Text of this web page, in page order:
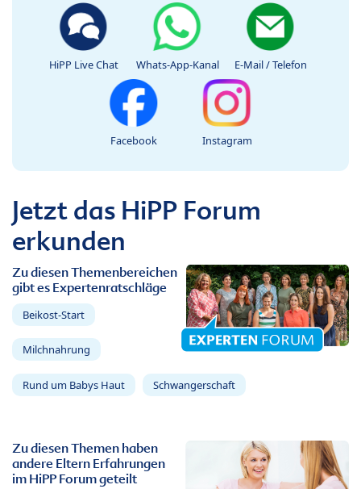
HiPP Live Chat Whats-App-Kanal E-Mail / Telefon
Facebook Instagram
Jetzt das HiPP Forum
erkunden
Zu diesen Themenbereichen
gibt es Expertenratschläge
Beikost-Start
Milchnahrung
Rund um Babys Haut Schwangerschaft
Zu diesen Themen haben
andere Eltern Erfahrungen
im HiPP Forum geteilt